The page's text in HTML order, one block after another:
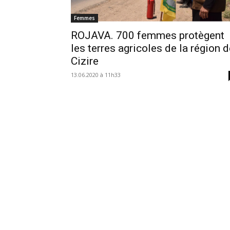
Femmes
ROJAVA. 700 femmes protègent
les terres agricoles de la région
Cizire
13.06.2020 à 11h33